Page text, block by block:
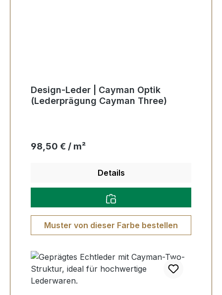
Design-Leder | Cayman Optik
(Lederprägung Cayman Three)
Regulärer Preis:
98,50 € / m²
Details
Muster von dieser Farbe bestellen